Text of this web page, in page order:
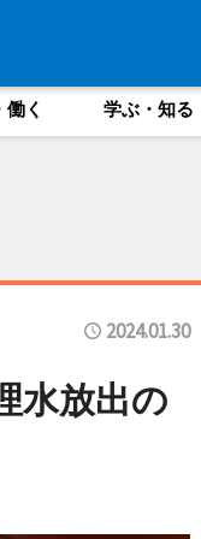
く 学ぶ・知る
2024.01.30
水放出の